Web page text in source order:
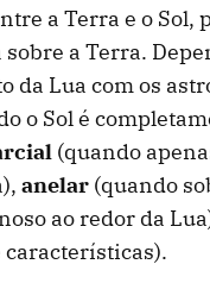
a Terra e o Sol,
sobre a Terra.
da Lua com os
o Sol é
(quando
anelar (quando
ao redor da